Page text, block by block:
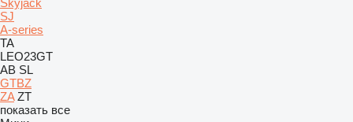
Skyjack
SJ
A-series
TA
LEO23GT
AB SL
GTBZ
ZA ZT
показать все